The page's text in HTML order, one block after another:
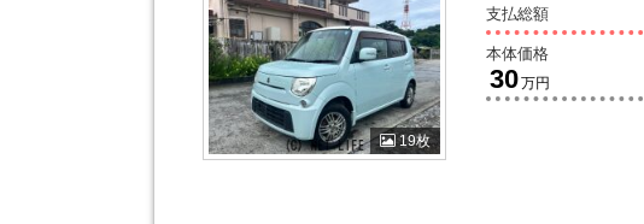
19枚
支払総額
本体価格
30万円